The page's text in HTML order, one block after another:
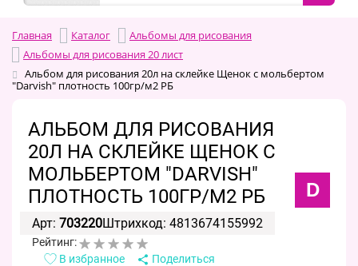
Главная Каталог
Альбомы для рисования
Альбомы для рисования 20 лист
Альбом для рисования 20л на склейке Щенок с мольбертом
"Darvish" плотность 100гр/м2 РБ
АЛЬБОМ ДЛЯ РИСОВАНИЯ
20Л НА СКЛЕЙКЕ ЩЕНОК С
МОЛЬБЕРТОМ "DARVISH"
ПЛОТНОСТЬ 100ГР/М2 РБ
D
Арт: 703220Штрихкод: 4813674155992
Рейтинг:
В избранное
Поделиться